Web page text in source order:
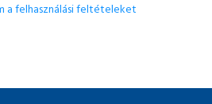
a felhasználási feltételeket